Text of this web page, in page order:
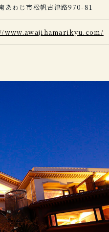
あわじ市松帆古津路970-81
www.awajihamarikyu.com/